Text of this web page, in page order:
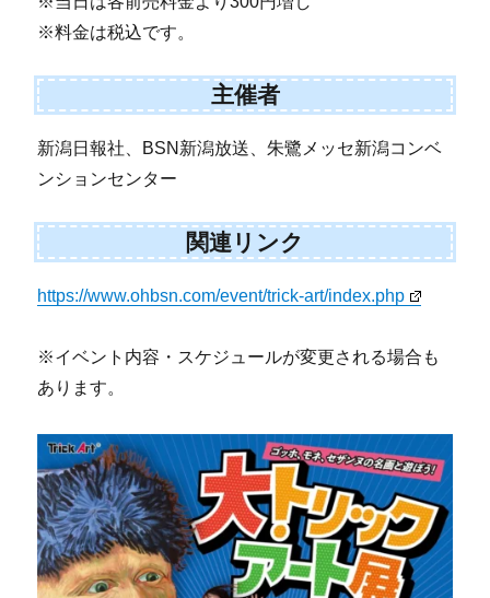
※料金は税込です。
主催者
新潟日報社、BSN新潟放送、朱鷺メッセ新潟コンベ
ンションセンター
関連リンク
https://www.ohbsn.com/event/trick-art/index.php
※イベント内容・スケジュールが変更される場合も
あります。